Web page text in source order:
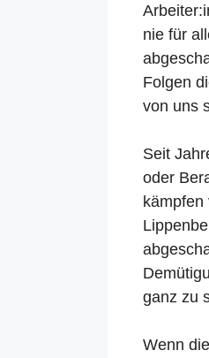
nie für
Folgen
von uns
Seit
oder
kämpfen
ganz zu
Wenn